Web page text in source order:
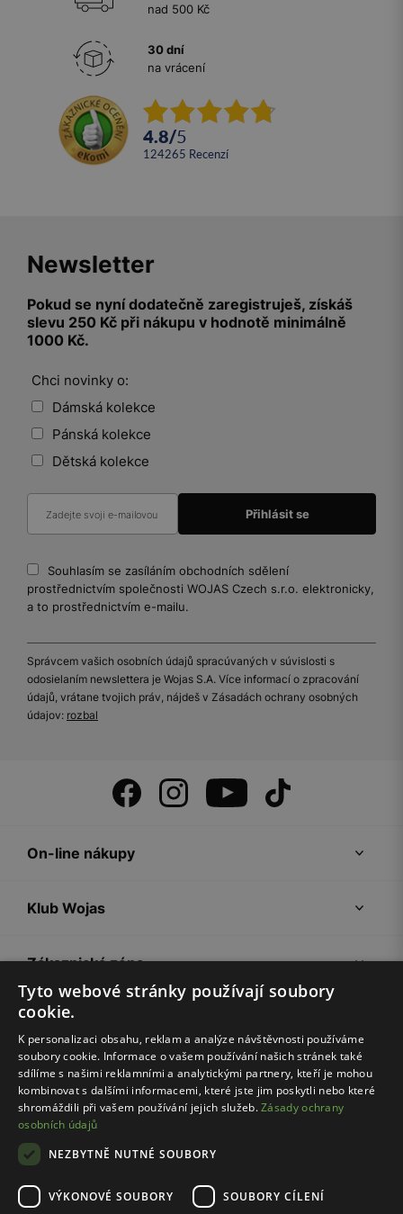
nad 500 Kč
30 dní
na vrácení
4.8/5
124265 recenzí
Newsletter
Pokud se nyní dodatečně zaregistruješ, získáš
slevu 250 Kč při nákupu v hodnotě minimálně
1000 Kč.
Chci novinky o:
Dámská kolekce
Pánská kolekce
Dětská kolekce
Souhlasím se zasíláním obchodních sdělení
prostřednictvím společnosti WOJAS Czech s.r.o. elektronicky,
a to prostřednictvím e-mailu.
Správcem vašich osobních údajů spracúvaných v súvislosti s
odosielaním newslettera je Wojas S.A. Více informací o zpracování
údajů, vrátane tvojich práv, nájdeš v Zásadách ochrany osobných
údajov: rozbal
On-line nákupy
Klub Wojas
Zákaznická zóna
Společnost Wojas
Rady
Tyto webové stránky používají soubory
cookie.
K personalizaci obsahu, reklam a analýze návštěvnosti používáme
soubory cookie. Informace o vašem používání našich stránek také
sdílíme s našimi reklamními a analytickými partnery, kteří je mohou
kombinovat s dalšími informacemi, které jste jim poskytli nebo které
shromáždili při vašem používání jejich služeb.Zásady ochrany
osobních údajů
NEZBYTNĚ NUTNÉ SOUBORY
VÝKONOVÉ SOUBORY SOUBORY CÍLENÍ